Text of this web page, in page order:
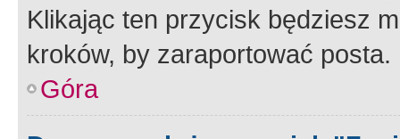
Klikając ten przycisk będziesz
kroków, by zaraportować posta.
Góra